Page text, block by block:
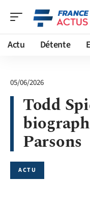
Actu Détente
05/06/2026
Todd
Parsons
ACTU